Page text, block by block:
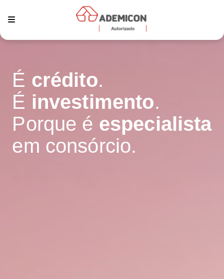
É crédito.
É investimento.
Porque é especialista
em consórcio.